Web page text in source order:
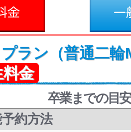
ラン（普通二輪
金
卒業までの目
約方法